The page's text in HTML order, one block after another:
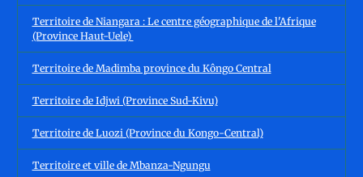
Territoire de Niangara : Le centre géographique de l'Afrique
(Province Haut-Uele)
Territoire de Madimba province du Kôngo Central
Territoire de Idjwi (Province Sud-Kivu)
Territoire de Luozi (Province du Kongo-Central)
Territoire et ville de Mbanza-Ngungu